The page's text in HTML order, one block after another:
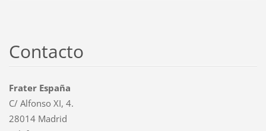
Contacto
Frater España
C/ Alfonso XI, 4.
28014 Madrid